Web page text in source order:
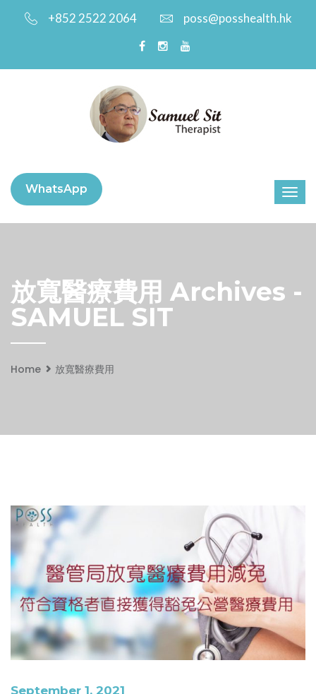
+852 2522 2064 poss@posshealth.hk
WhatsApp
放寬醫療費用 Archives -
SAMUEL SIT
Home 放寬醫療費用
September 1, 2021